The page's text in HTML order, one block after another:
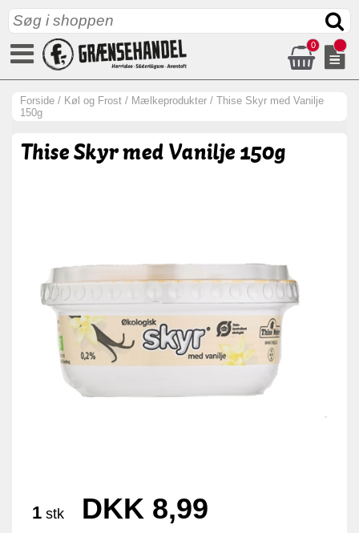
0
Forside / Køl og Frost / Mælkeprodukter / Thise Skyr med Vanilje
150g
Thise Skyr med Vanilje 150g
1 stk DKK 8,99